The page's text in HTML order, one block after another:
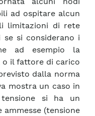
ad ospitare alcun
limitazioni di rete
si considerano i
ad esempio la
o il fattore di carico
dalla norma
mostra un caso in
si ha un
(tensione